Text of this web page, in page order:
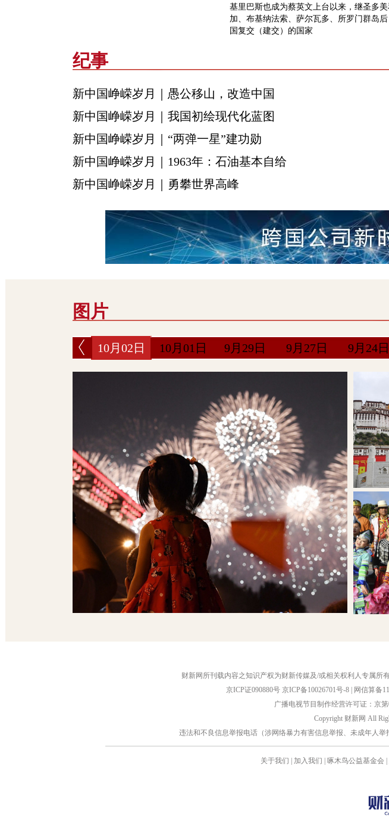
基里巴斯也成为蔡英文上台以来，继圣多
加、布基纳法索、萨尔瓦多、所罗门群岛
国复交（建交）的国家
纪事
新中国峥嵘岁月｜愚公移山，改造中国
新中国峥嵘岁月｜我国初绘现代化蓝图
新中国峥嵘岁月｜“两弹一星”建功勋
新中国峥嵘岁月｜1963年：石油基本自给
新中国峥嵘岁月｜勇攀世界高峰
图片
10月02日 10月01日 9月29日 9月27日 9月24日
财新网所刊载内容之知识产权为财新传媒及/或相关权利人专属所
京ICP证090880号 京ICP备10026701号-8 网信算备
广播电视节目制作经营许可证：京第
Copyright 财新网 All
违法和不良信息举报电话（涉网络暴力有害信息举报、未成年人举
关于我们 加入我们 啄木鸟公益基金会